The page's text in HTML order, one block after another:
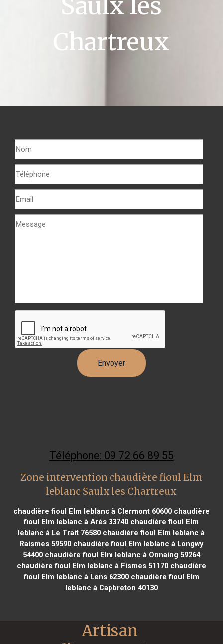
Chartreux
Téléphone: 09 72 66 89 55
Zone intervention chaudière fioul Elm
leblanc Saulx les Chartreux
chaudière fioul Elm leblanc à Clermont 60600chaudière
fioul Elm leblanc à Arès 33740 chaudière fioul Elm
leblanc à Le Trait 76580 chaudière fioul Elm leblanc à
Raismes 59590 chaudière fioul Elm leblanc à Longwy
54400chaudière fioul Elm leblanc à Onnaing 59264
chaudière fioul Elm leblanc à Fismes 51170chaudière
fioul Elm leblanc à Lens 62300chaudière fioul Elm
leblanc à Capbreton 40130
Artisan